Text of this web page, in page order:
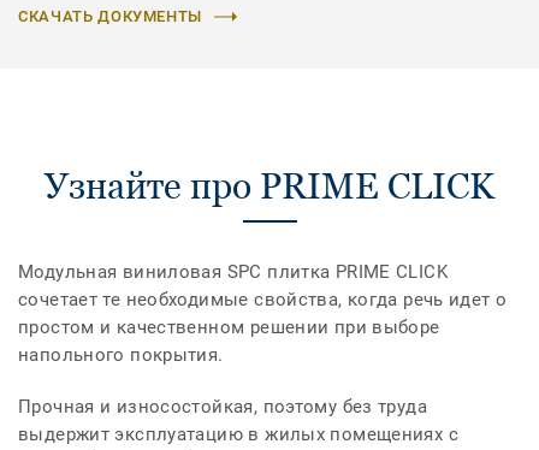
СКАЧАТЬ ДОКУМЕНТЫ
Узнайте про PRIME CLICK
Модульная виниловая SPC плитка PRIME CLICK
сочетает те необходимые свойства, когда речь идет о
простом и качественном решении при выборе
напольного покрытия.
Прочная и износостойкая, поэтому без труда
выдержит эксплуатацию в жилых помещениях с